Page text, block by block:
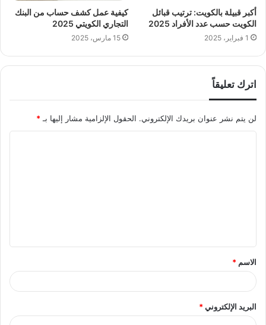
أكبر قبيلة بالكويت: ترتيب قبائل
الكويت حسب عدد الأفراد 2025
1 فبراير، 2025
كيفية عمل كشف حساب من البنك
التجاري الكويتي 2025
15 مارس، 2025
اترك تعليقاً
لن يتم نشر عنوان بريدك الإلكتروني. الحقول الإلزامية مشار إليها بـ*
ق
*
الاسم *
البريد الإلكتروني*